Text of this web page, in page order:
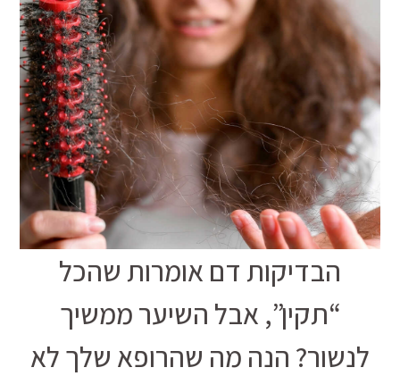
הבדיקות דם אומרות שהכל
“תקין”, אבל השיער ממשיך
לנשור? הנה מה שהרופא שלך לא